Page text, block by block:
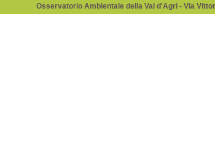
Osservatorio Ambientale della Val d'Agri - Via